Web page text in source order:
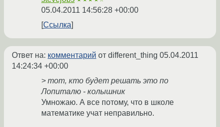
05.04.2011 14:56:28 +00:00
Ссылка
Ответ на: комментарий от different_thing 05.04.2011
14:24:34 +00:00
> тот, кто будет решать это по
Лопиталю - колышник
Умножаю. А все потому, что в школе
математике учат неправильно.